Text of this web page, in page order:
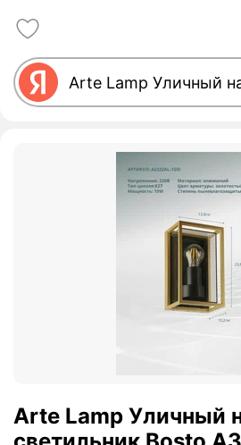
Arte Lamp Уличный